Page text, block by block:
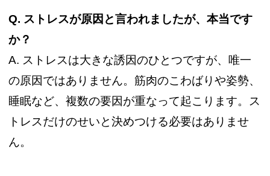
Q. ストレスが原因と言われましたが、本当です
か？
A. ストレスは大きな誘因のひとつですが、唯一
の原因ではありません。筋肉のこわばりや姿勢、
睡眠など、複数の要因が重なって起こります。ス
トレスだけのせいと決めつける必要はありませ
ん。